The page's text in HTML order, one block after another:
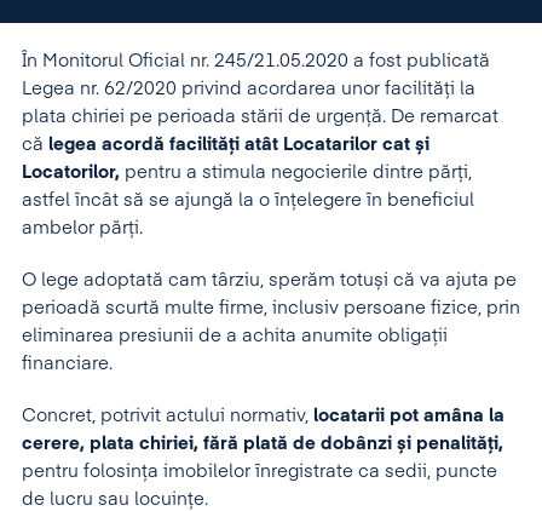
În Monitorul Oficial nr. 245/21.05.2020 a fost publicată
Legea nr. 62/2020 privind acordarea unor facilități la
plata chiriei pe perioada stării de urgență. De remarcat
că legea acordă facilități atât Locatarilor cat și
Locatorilor, pentru a stimula negocierile dintre părți,
astfel încât să se ajungă la o înțelegere în beneficiul
ambelor părți.
O lege adoptată cam târziu, sperăm totuși că va ajuta pe
perioadă scurtă multe firme, inclusiv persoane fizice, prin
eliminarea presiunii de a achita anumite obligații
financiare.
Concret, potrivit actului normativ, locatarii pot amâna la
cerere, plata chiriei, fără plată de dobânzi și penalități,
pentru folosința imobilelor înregistrate ca sedii, puncte
de lucru sau locuințe.